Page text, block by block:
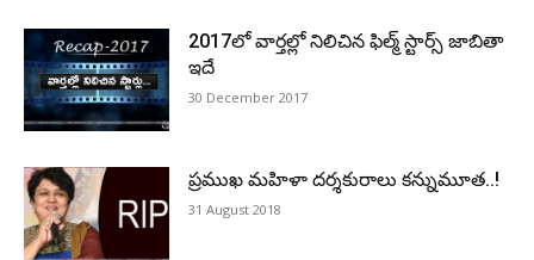
2017లో వార్తల్లో నిలిచిన ఫిల్మ్ స్టార్స్ జాబితా
ఇదే
30 December 2017
ప్రముఖ మహిళా దర్శకురాలు కన్నుమూత..!
31 August 2018